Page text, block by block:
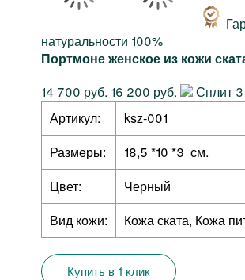
натуральности 100%
Портмоне женское из кожи
14 700 руб. 16 200 руб.
Сплит
Артикул:
ksz-001
Размеры:
18,5 *10 *3 см.
Цвет:
Черный
Вид кожи:
Кожа ската, Кожа
Купить в 1 клик